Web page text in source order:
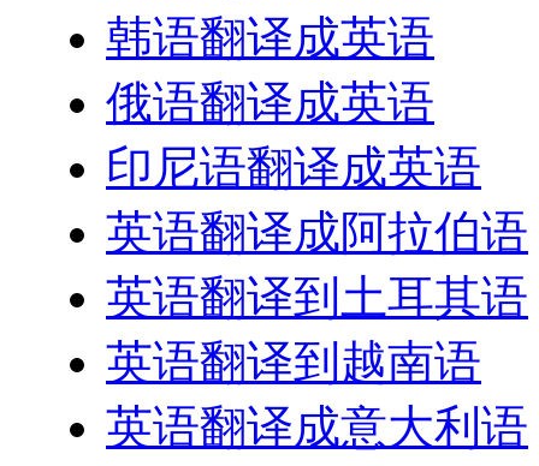
韩语翻译成英语
俄语翻译成英语
印尼语翻译成英语
英语翻译成阿拉伯语
英语翻译到土耳其语
英语翻译到越南语
英语翻译成意大利语